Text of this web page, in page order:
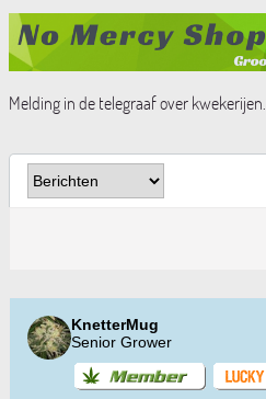
Melding in de telegraaf over kwekerijen.
KnetterMug
Senior Grower